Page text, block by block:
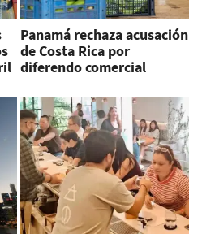
Panamá rechaza acusación
de Costa Rica por
diferendo comercial